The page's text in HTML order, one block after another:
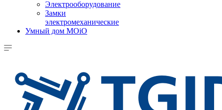
Электрооборудование
Замки
электромеханические
Умный дом MOiO